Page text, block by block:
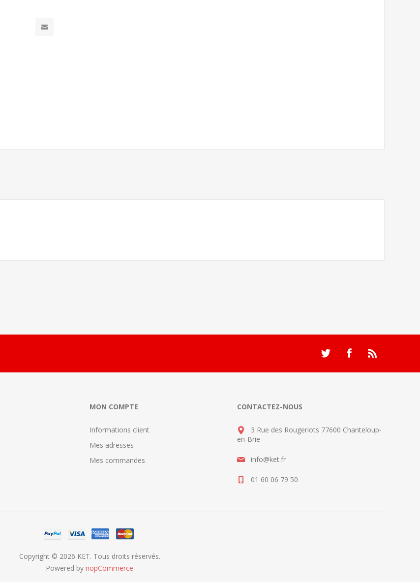
MON COMPTE
Informations client
Mes adresses
Mes commandes
CONTACTEZ-NOUS
3 Rue des Rougeriots 77600 Chanteloup-
en-Brie
info@ket.fr
01 60 06 79 50
Copyright © 2026 KET. Tous droits réservés.
Powered by nopCommerce